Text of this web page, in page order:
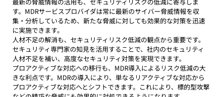
す。MDRサービスプロバイダは常に最新のサイバー脅威情報を収
集・分析しているため、新たな脅威に対しても効果的な対策を迅速
に実施できます。
人材不足の解消も、セキュリティリスク低減の観点から重要です。
セキュリティ専門家の知見を活用することで、社内のセキュリティ
人材不足を補い、高度なセキュリティ対策を実現できます。
プロアクティブな対応への移行も、MDR導入によるリスク低減の大
きな利点です。MDRの導入により、単なるリアクティブな対応から
プロアクティブな対応へとシフトできます。これにより、標的型攻撃